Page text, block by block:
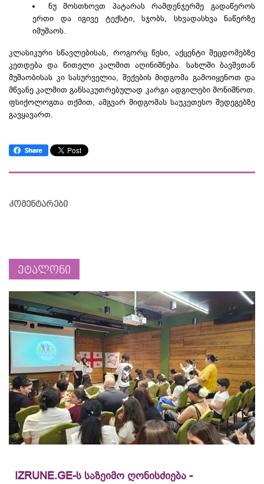
ნუ მოსთხოვთ პატარას რამდენჯერმე გადაწეროს
ერთი და იგივე ტექსტი, სჯობს, სხვადასხვა ნაწერზე
იმუშაოს.
კლასიკური სწავლებისას, როგორც წესი, აქცენტი შეცდომებზე
კეთდება და წითელი კალმით აღინიშნება. სახლში ბავშვთან
მუშაობისას კი სასურველია, შექების მიდგომა გამოიყენოთ და
მწვანე კალმით განსაკუთრებულად კარგი ადგილები მონიშნოთ.
ფსიქოლოგთა თქმით, ამგვარ მიდგომას საუკეთესო შედეგებზე
გავყავართ.
კომენტარები
ეტალონი
IZRUNE.GE-ს საზეიმო ღონისძიება -